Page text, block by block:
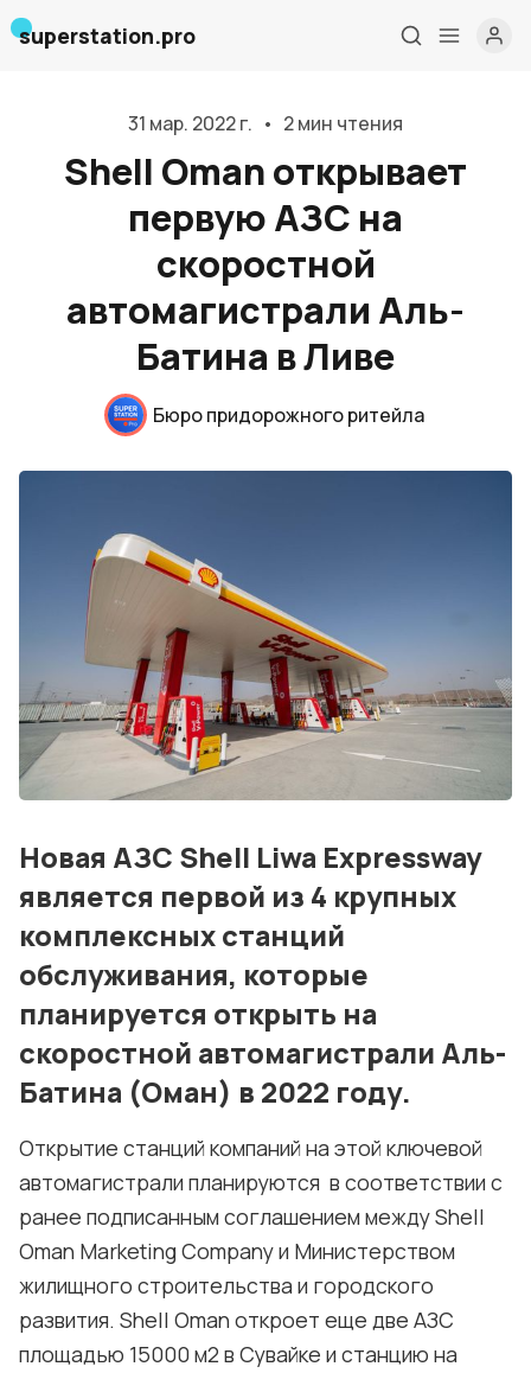
Главная
О нас
События
Контакты
Лучшие АЗС мира
Подписка
Условия использования материалов
Политика конфиденциальности и cookie
superstation.pro
31 мар. 2022 г. • 2 мин чтения
Shell Oman открывает
первую АЗС ​​на
скоростной
автомагистрали Аль-
Батина в Ливе
Бюро придорожного ритейла
Новая АЗС Shell Liwa Expressway
является первой из 4 крупных
комплексных станций
обслуживания, которые
планируется открыть на
скоростной автомагистрали Аль-
Батина (Оман) в 2022 году.
Открытие станций компаний на этой ключевой
автомагистрали планируются в соответствии с
ранее подписанным соглашением между Shell
Oman Marketing Company и Министерством
жилищного строительства и городского
развития. Shell Oman откроет еще две АЗС
площадью 15000 м2 в Сувайке и станцию на